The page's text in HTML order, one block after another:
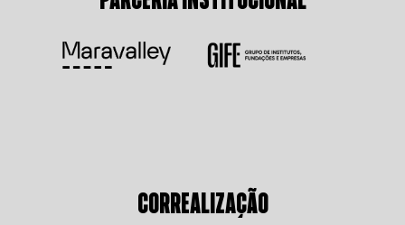
CORREALIZAÇÃO